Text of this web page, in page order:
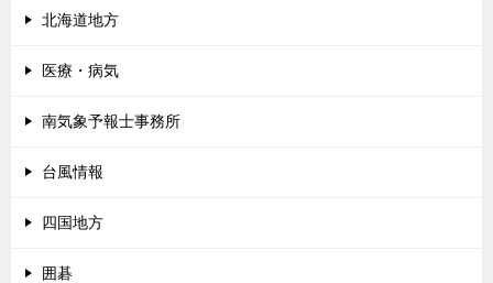
北海道地方
医療・病気
南気象予報士事務所
台風情報
四国地方
囲碁